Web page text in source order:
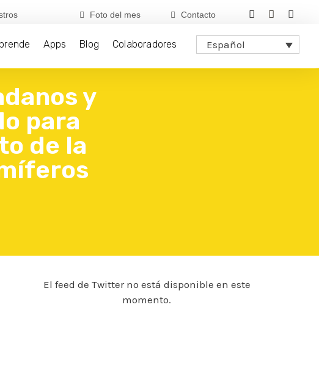
Foto del mes Contacto
Apps Blog Colaboradores Español
y
para
de la
El feed de Twitter no está disponible en este
momento.